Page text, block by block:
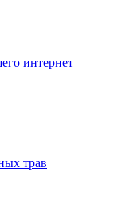
интернет
трав